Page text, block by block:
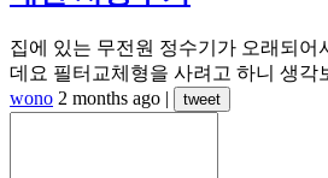
집에 있는 무전원 정수기가 오래되어
데요 필터교체형을 사려고 하니 생각
wono 2 months ago | tweet